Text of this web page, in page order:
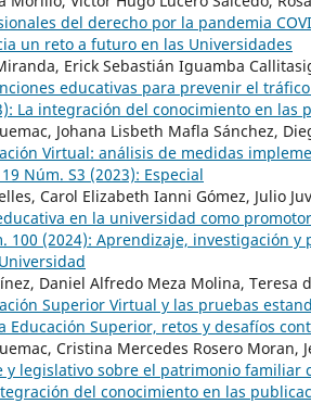
del derecho por la pandemia
un reto a futuro en las Universidades
Erick Sebastián Iguamba
educativas para prevenir el
La integración del conocimiento en las
Johana Lisbeth Mafla Sánchez,
Virtual: análisis de medidas
Núm. S3 (2023): Especial
Carol Elizabeth Ianni Gómez, Julio
en la universidad como
100 (2024): Aprendizaje, investigación
Daniel Alfredo Meza Molina, Teresa
Superior Virtual y las pruebas
Educación Superior, retos y desafíos
Cristina Mercedes Rosero Moran,
y legislativo sobre el patrimonio familiar
del conocimiento en las